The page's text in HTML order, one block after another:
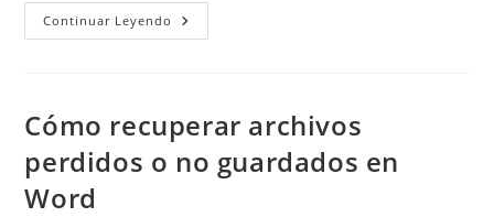
Continuar Leyendo Insertar
Ilustraciones
Cómo recuperar archivos
perdidos o no guardados en
Word